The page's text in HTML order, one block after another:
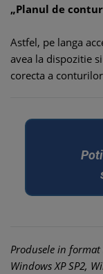
„Planul de
Astfel, pe langa
avea la dispozitie
corecta a
Produsele in format
Windows XP SP2,